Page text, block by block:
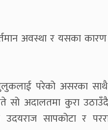
अवस्था र यसका
परेको असरका
सो अदालतमा कुरा
सापकोटा र